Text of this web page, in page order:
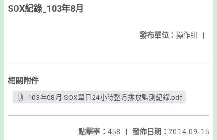
SOX紀錄_103年8月
發布單位： 操作組 |
相關附件
103年08月 SOX單日24小時整月排放監測紀錄.pdf
發佈日期： 2014-09-15
點擊率： 458 |